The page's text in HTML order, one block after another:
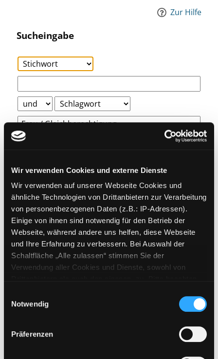
Wir verwenden Cookies und externe Dienste
Wir verwenden auf unserer Webseite Cookies und
ähnliche Technologien von Drittanbietern zur Verarbeitung
von personenbezogenen Daten (z.B.: IP-Adressen).
Einige von ihnen sind notwendig für den Betrieb der
Webseite, während andere uns helfen, diese Webseite
und Ihre Erfahrung zu verbessern. Bei Auswahl der
Schaltfläche „Alle zulassen“ stimmen Sie der
Verwendung aller Cookies und Dienste, sowohl von
Cookies von Drittanbietern, eine Verarbeitung in
unsicheren Drittländern (Länder außerhalb des EWR
ohne adäquates Datenschutzniveau) stattfinden kann. In
diesem Zusammenhang können aktuell Risiken für
Notwendig
Präferenzen
Zur Hilfe
Sucheingabe
Weitere Suchkriterien
Erwerbungen der letzten Tage
Jahr von
Medien anzeigen, die nach dem Jahr veröffentlicht
Jahr bis
Medien anzeigen, die vor dem
E-Medien
Mediengruppe